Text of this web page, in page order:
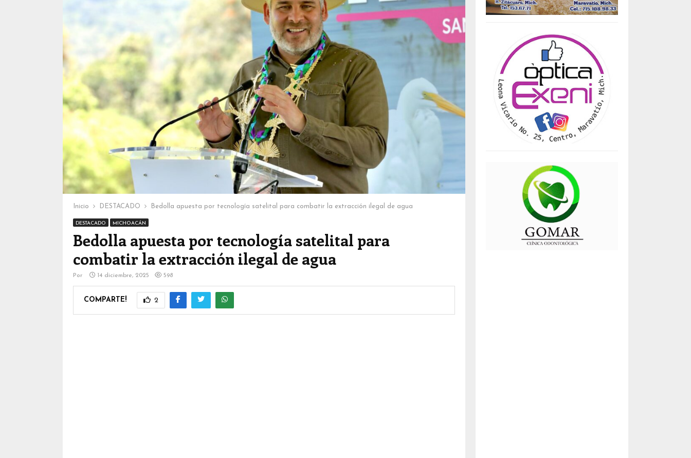
Inicio DESTACADO Bedolla apuesta por tecnología satelital para combatir la extracción ilegal de agua
DESTACADO MICHOACÁN
Bedolla apuesta por tecnología satelital para
combatir la extracción ilegal de agua
Por 14 diciembre, 2025 598
COMPARTE! 2